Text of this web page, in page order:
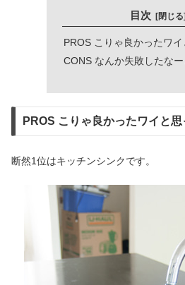
目次
PROS こりゃ良かったワ
CONS なんか失敗したな
PROS こりゃ良かったワイと
断然1位はキッチンシンクです。